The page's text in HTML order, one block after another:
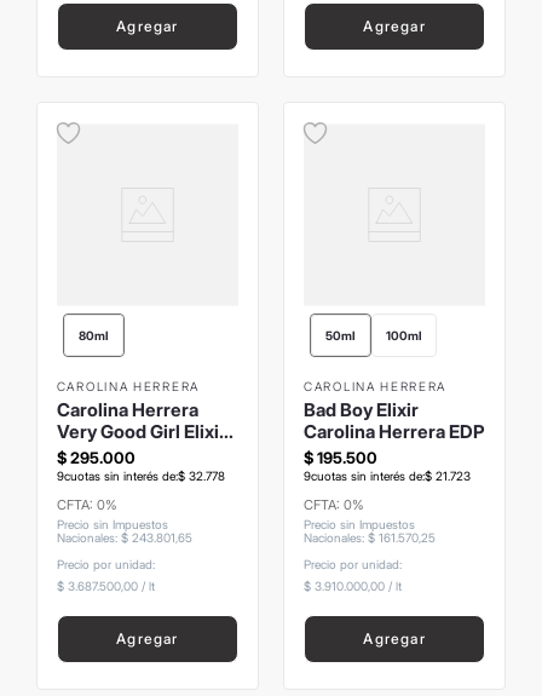
Agregar Agregar
80ml
CAROLINA HERRERA
Carolina Herrera
Very Good Girl Elixir
EDP
$ 295.000
9cuotas sin interés de:$ 32.778
CFTA: 0%
Precio sin Impuestos
Nacionales: $ 243.801,65
Precio por unidad:
$ 3.687.500,00/ lt
Agregar
50ml 100ml
CAROLINA HERRERA
Bad Boy Elixir
Carolina Herrera EDP
$195.500
9cuotas sin interés de:$ 21.723
CFTA: 0%
Precio sin Impuestos
Nacionales: $ 161.570,25
Precio por unidad:
$ 3.910.000,00 / lt
Agregar